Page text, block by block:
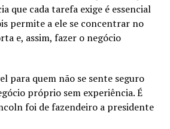
que cada tarefa exige é essencial
permite a ele se concentrar no
e, assim, fazer o negócio
para quem não se sente seguro
próprio sem experiência. É
foi de fazendeiro a presidente